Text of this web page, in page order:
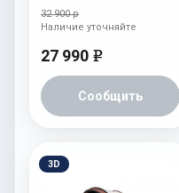
Pink
32 900 р
27 990 e
Сообщить
Наличие уточняйте
3D